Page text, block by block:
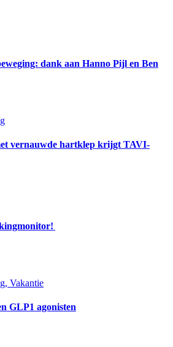
dank aan Hanno Pijl en Ben
vernauwde hartklep krijgt TAVI-
Vakantie
GLP1 agonisten